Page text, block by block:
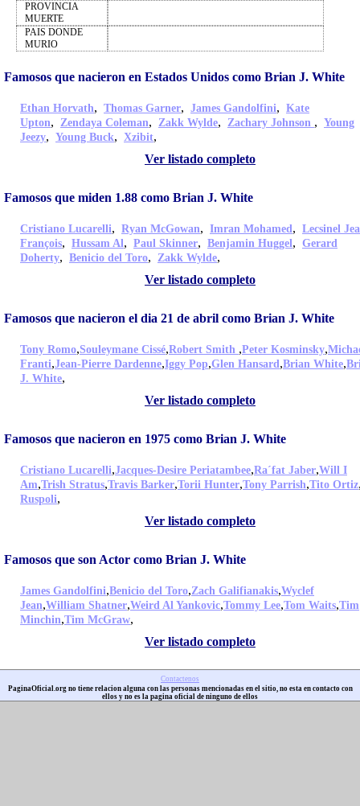
PROVINCIA
MUERTE
PAIS DONDE
MURIO
Famosos que nacieron en Estados Unidos como Brian J. White
Ethan Horvath, Thomas Garner, James Gandolfini, Kate
Upton, Zendaya Coleman, Zakk Wylde, Zachary Johnson , Young
Jeezy, Young Buck, Xzibit,
Ver listado completo
Famosos que miden 1.88 como Brian J. White
Cristiano Lucarelli, Ryan McGowan, Imran Mohamed, Lecsinel
François, Hussam Al, Paul Skinner, Benjamin Huggel, Gerard
Doherty, Benicio del Toro, Zakk Wylde,
Ver listado completo
Famosos que nacieron el dia 21 de abril como Brian J. White
Tony Romo,Souleymane Cissé,Robert Smith ,Peter Kosminsky,
Franti,Jean-Pierre Dardenne,Iggy Pop,Glen Hansard,Brian White,
J. White,
Ver listado completo
Famosos que nacieron en 1975 como Brian J. White
Cristiano Lucarelli,Jacques-Desire Periatambee,Ra´fat Jaber,Will I
Am,Trish Stratus,Travis Barker,Torii Hunter,Tony Parrish,Tito Ortiz
Ruspoli,
Ver listado completo
Famosos que son Actor como Brian J. White
James Gandolfini,Benicio del Toro,Zach Galifianakis,Wyclef
Jean,William Shatner,Weird Al Yankovic,Tommy Lee,Tom Waits,Tim
Minchin,Tim McGraw,
Ver listado completo
Contactenos
PaginaOficial.org no tiene relacion alguna con las personas mencionadas en el sitio, no esta en contacto con
ellos y no es la pagina oficial de ninguno de ellos